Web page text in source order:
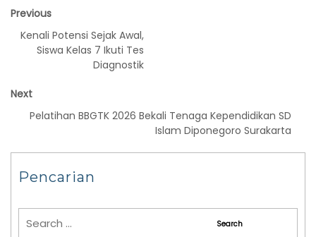
Previous
Kenali Potensi Sejak Awal,
Siswa Kelas 7 Ikuti Tes
Diagnostik
Next
Pelatihan BBGTK 2026 Bekali Tenaga Kependidikan SD
Islam Diponegoro Surakarta
Pencarian